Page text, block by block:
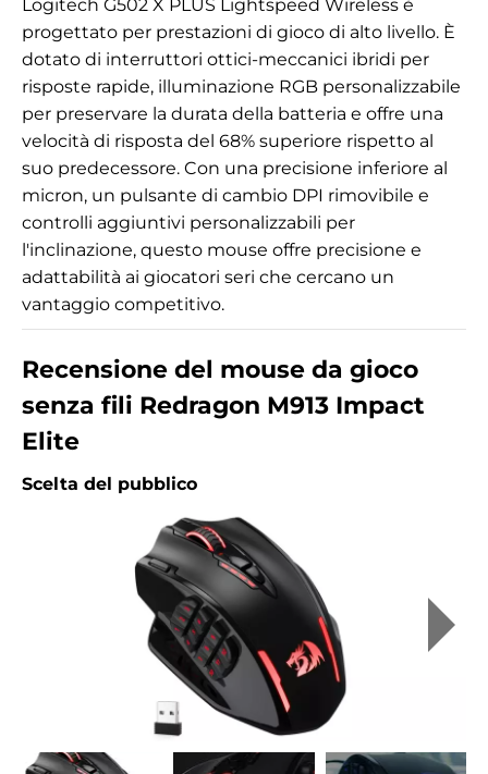
Logitech G502 X PLUS Lightspeed Wireless è
progettato per prestazioni di gioco di alto livello. È
dotato di interruttori ottici-meccanici ibridi per
risposte rapide, illuminazione RGB personalizzabile
per preservare la durata della batteria e offre una
velocità di risposta del 68% superiore rispetto al
suo predecessore. Con una precisione inferiore al
micron, un pulsante di cambio DPI rimovibile e
controlli aggiuntivi personalizzabili per
l'inclinazione, questo mouse offre precisione e
adattabilità ai giocatori seri che cercano un
vantaggio competitivo.
Recensione del mouse da gioco
senza fili Redragon M913 Impact
Elite
Scelta del pubblico